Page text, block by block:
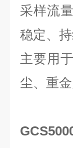
采样流
稳定、
主要用
尘、重